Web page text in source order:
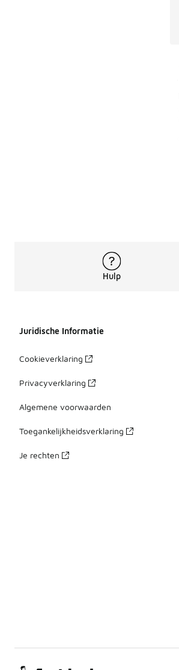
Hulp
Juridische Informatie
Cookieverklaring
Privacyverklaring
Algemene voorwaarden
Toegankelijkheidsverklaring
Je rechten